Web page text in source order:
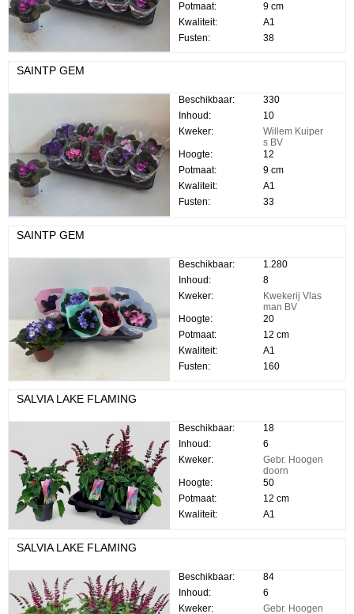
Potmaat:
9 cm
Kwaliteit:
A1
Fusten:
38
SAINTP GEM
Beschikbaar:
330
Inhoud:
10
Kweker:
Willem Kuiper
s BV
Hoogte:
12
Potmaat:
9 cm
Kwaliteit:
A1
Fusten:
33
SAINTP GEM
Beschikbaar:
1.280
Inhoud:
8
Kweker:
Kwekerij Vlas
man BV
Hoogte:
20
Potmaat:
12 cm
Kwaliteit:
A1
Fusten:
160
SALVIA LAKE FLAMING
Beschikbaar:
18
Inhoud:
6
Kweker:
Gebr. Hoogen
doorn
Hoogte:
50
Potmaat:
12 cm
Kwaliteit:
A1
SALVIA LAKE FLAMING
Beschikbaar:
84
Inhoud:
6
Kweker:
Gebr. Hoogen